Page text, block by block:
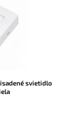
svietidlo